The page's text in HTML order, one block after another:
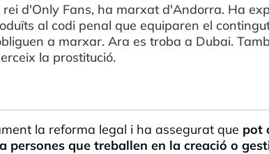
rei d'Only Fans, ha marxat d'Andorra. Ha
al codi penal que equiparen el
a marxar. Ara es troba a Dubai.
la prostitució.
la reforma legal i ha assegurat que pot
persones que treballen en la creació o